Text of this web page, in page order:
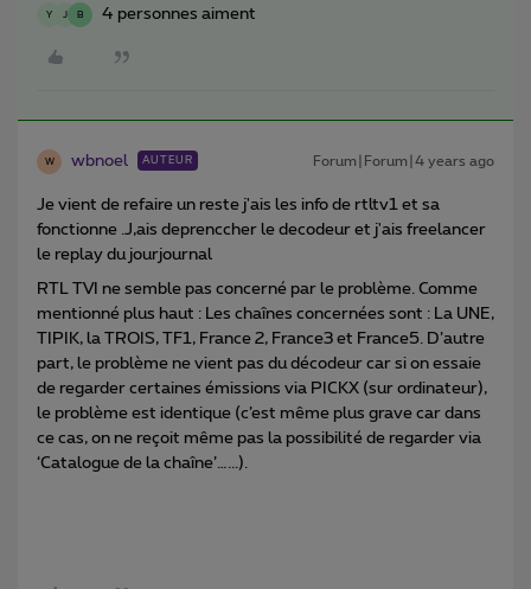
Y J B 4 personnes aiment
W wbnoel AUTEUR Forum|Forum|4 years ago
Je vient de refaire un reste j'ais les info de rtltv1 et sa
fonctionne .J,ais deprenccher le decodeur et j'ais freelancer
le replay du jourjournal
RTL TVI ne semble pas concerné par le problème. Comme
mentionné plus haut : Les chaînes concernées sont : La UNE,
TIPIK, la TROIS, TF1, France 2, France3 et France5. D’autre
part, le problème ne vient pas du décodeur car si on essaie
de regarder certaines émissions via PICKX (sur ordinateur),
le problème est identique (c’est même plus grave car dans
ce cas, on ne reçoit même pas la possibilité de regarder via
‘Catalogue de la chaîne’…...).